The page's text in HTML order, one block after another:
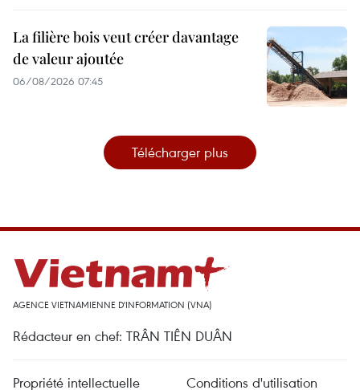
La filière bois veut créer davantage
de valeur ajoutée
06/08/2026 07:45
Télécharger plus
AGENCE VIETNAMIENNE D'INFORMATION (VNA)
Rédacteur en chef: TRÂN TIÊN DUÂN
Propriété intellectuelle Conditions d'utilisation